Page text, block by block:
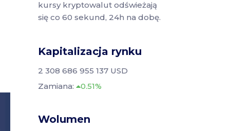
kursy kryptowalut odświeżają
się co 60 sekund, 24h na dobę.
Kapitalizacja rynku
2 308 686 955 137 USD
Zamiana:
0.51%
Wolumen